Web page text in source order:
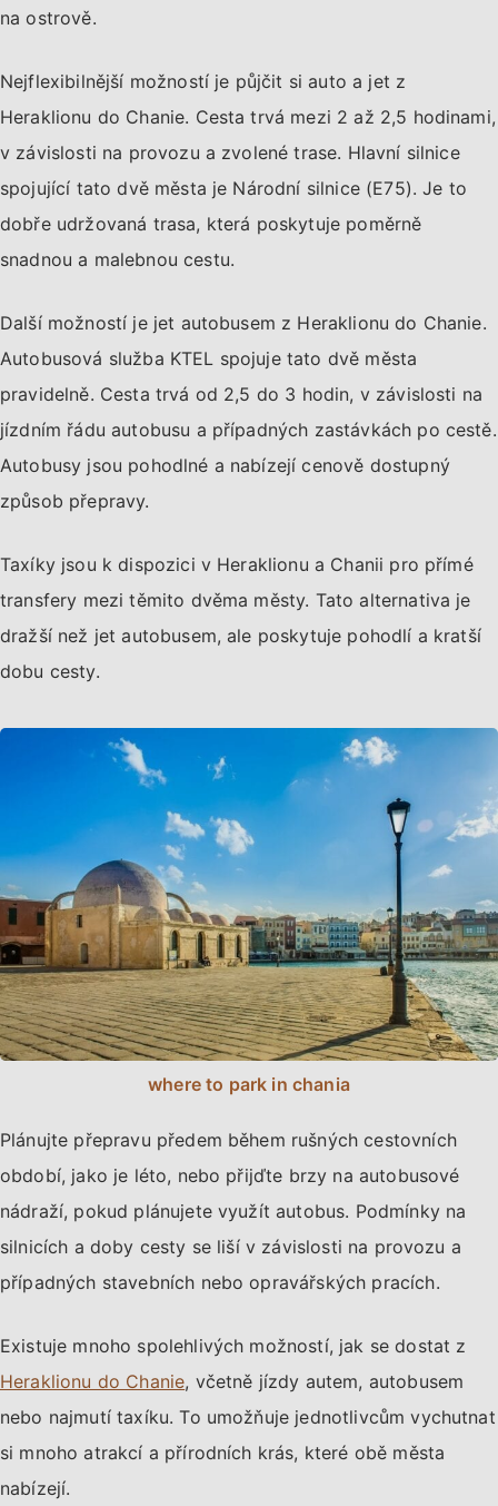
na ostrově.
Nejflexibilnější možností je půjčit si auto a jet z
Heraklionu do Chanie. Cesta trvá mezi 2 až 2,5 hodinami,
v závislosti na provozu a zvolené trase. Hlavní silnice
spojující tato dvě města je Národní silnice (E75). Je to
dobře udržovaná trasa, která poskytuje poměrně
snadnou a malebnou cestu.
Další možností je jet autobusem z Heraklionu do Chanie.
Autobusová služba KTEL spojuje tato dvě města
pravidelně. Cesta trvá od 2,5 do 3 hodin, v závislosti na
jízdním řádu autobusu a případných zastávkách po cestě.
Autobusy jsou pohodlné a nabízejí cenově dostupný
způsob přepravy.
Taxíky jsou k dispozici v Heraklionu a Chanii pro přímé
transfery mezi těmito dvěma městy. Tato alternativa je
dražší než jet autobusem, ale poskytuje pohodlí a kratší
dobu cesty.
where to park in chania
Plánujte přepravu předem během rušných cestovních
období, jako je léto, nebo přijďte brzy na autobusové
nádraží, pokud plánujete využít autobus. Podmínky na
silnicích a doby cesty se liší v závislosti na provozu a
případných stavebních nebo opravářských pracích.
Existuje mnoho spolehlivých možností, jak se dostat z
Heraklionu do Chanie, včetně jízdy autem, autobusem
nebo najmutí taxíku. To umožňuje jednotlivcům vychutnat
si mnoho atrakcí a přírodních krás, které obě města
nabízejí.